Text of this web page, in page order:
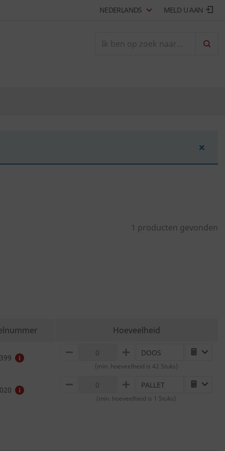
NEDERLANDS MELD U AAN
×
1 producten gevonden
Hoeveelheid
MINUS PLUSDOOS
(min. hoeveelheid is 42 Stuks)
MINUS PLUSPALLET
(min. hoeveelheid is 1 Stuks)